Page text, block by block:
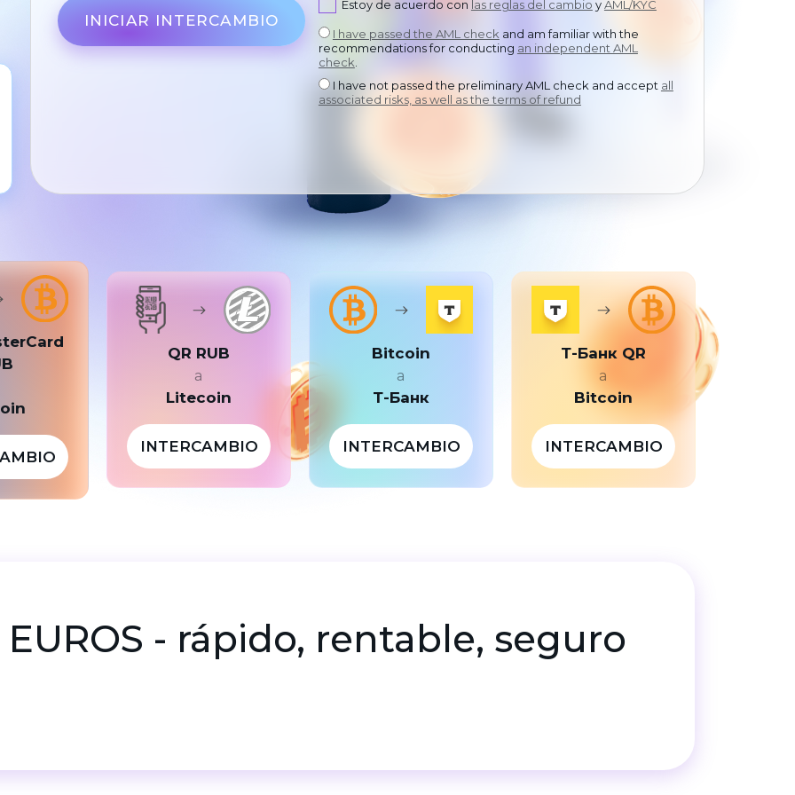
中文
INICIAR INTERCAMBIO
Estoy de acuerdo con las reglas del cambio yAML/KYC
I have passed the AML check and am familiar with the
recommendations for conducting an independent AML
check
I have not passed the preliminary AML check and accept all
associated risks, as well as the terms of refund
QR RUB
a
Litecoin
INTERCAMBIO
Bitcoin
a
Т-Банк
INTERCAMBIO
Т-Банк QR
a
Bitcoin
INTERCAMBIO
- rápido, rentable, seguro